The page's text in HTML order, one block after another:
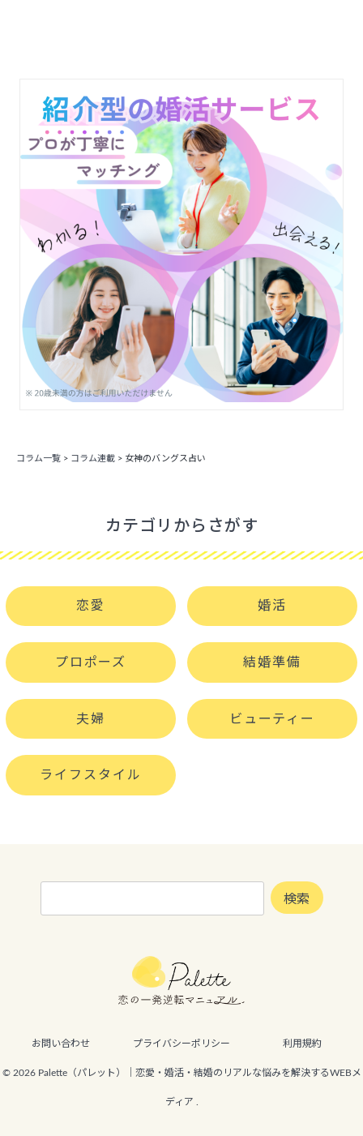
コラム一覧 > コラム連載 > 女神のバングス占い
カテゴリからさがす
恋愛 婚活
プロポーズ 結婚準備
夫婦 ビューティー
ライフスタイル
検
検索
お問い合わせ プライバシーポリシー 利用規約
© 2026 Palette（パレット）｜恋愛・婚活・結婚のリアルな悩みを解決するWEBメ
ディア .